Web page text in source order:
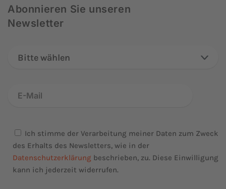
Abonnieren Sie unseren
Newsletter
Bitte wählen
Ich stimme der Verarbeitung meiner Daten zum Zweck
des Erhalts des Newsletters, wie in der
Datenschutzerklärung beschrieben, zu. Diese Einwilligung
kann ich jederzeit widerrufen.